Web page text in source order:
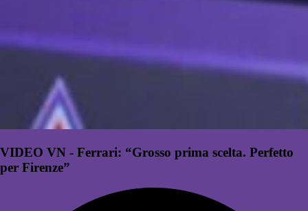
VIDEO VN - Ferrari: “Grosso prima scelta. Perfetto
per Firenze”